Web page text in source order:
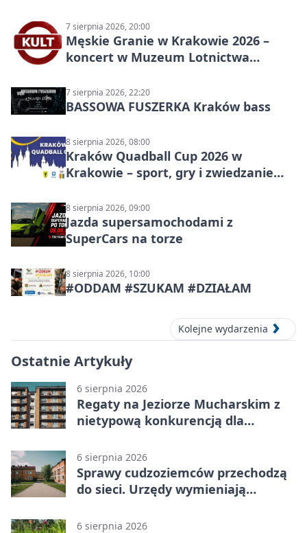
7 sierpnia 2026, 20:00
Męskie Granie w Krakowie 2026 –
koncert w Muzeum Lotnictwa
7 sierpnia 2026, 22:20
BASSOWA FUSZERKA Kraków bass
8 sierpnia 2026, 08:00
Kraków Quadball Cup 2026 w
Krakowie – sport, gry i zwiedzanie
8 sierpnia 2026, 09:00
Jazda supersamochodami z
SuperCars na torze
8 sierpnia 2026, 10:00
#ODDAM #SZUKAM #DZIAŁAM
Kolejne wydarzenia
Ostatnie Artykuły
6 sierpnia 2026
Regaty na Jeziorze Mucharskim z
nietypową konkurencją dla
6 sierpnia 2026
Sprawy cudzoziemców przechodzą
do sieci. Urzędy wymieniają
6 sierpnia 2026